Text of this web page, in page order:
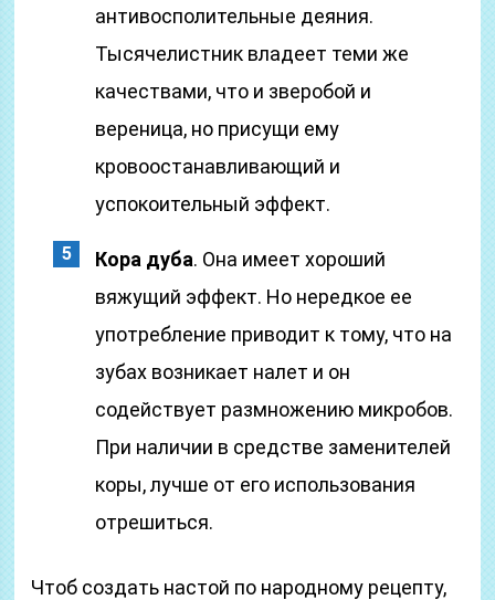
антивосполительные деяния.
Тысячелистник владеет теми же
качествами, что и зверобой и
вереница, но присущи ему
кровоостанавливающий и
успокоительный эффект.
Кора дуба. Она имеет хороший
вяжущий эффект. Но нередкое ее
употребление приводит к тому, что на
зубах возникает налет и он
содействует размножению микробов.
При наличии в средстве заменителей
коры, лучше от его использования
отрешиться.
Чтоб создать настой по народному рецепту,